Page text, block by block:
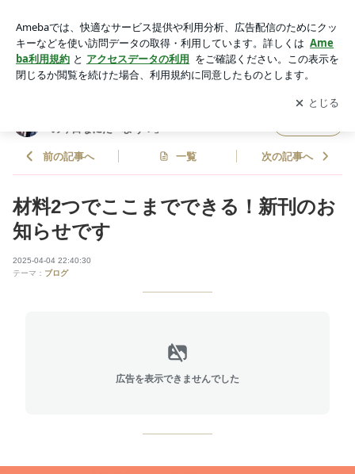
オフィシャルブログ「ぐっち夫婦の今日なにたべよう？」Pow
ered by Ameba
アプリをダウンロードして ブログの更新通知
を受け取りまし
ょう。
開く
の今日なにたべよう？」
前の記事へ 一覧 次の記事へ
材料2つでここまでできる！新刊のお
知らせです
2025-04-04 22:40:30
テーマ： ブログ
広告を表示できませんでした